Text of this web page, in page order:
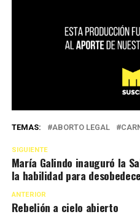
TEMAS: ABORTO LEGAL
SIGUIENTE
María Galindo inauguró la
la habilidad para
ANTERIOR
Rebelión a cielo abierto